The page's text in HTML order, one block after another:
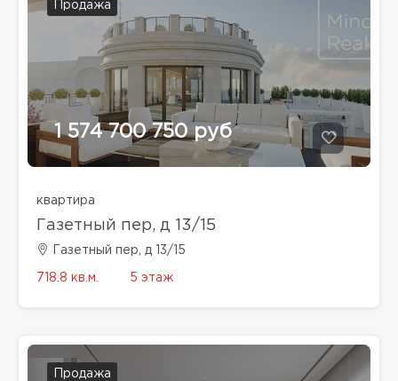
Продажа
1 574 700 750 руб
квартира
Газетный пер, д 13/15
Газетный пер, д 13/15
718.8 кв.м. 5 этаж
Продажа